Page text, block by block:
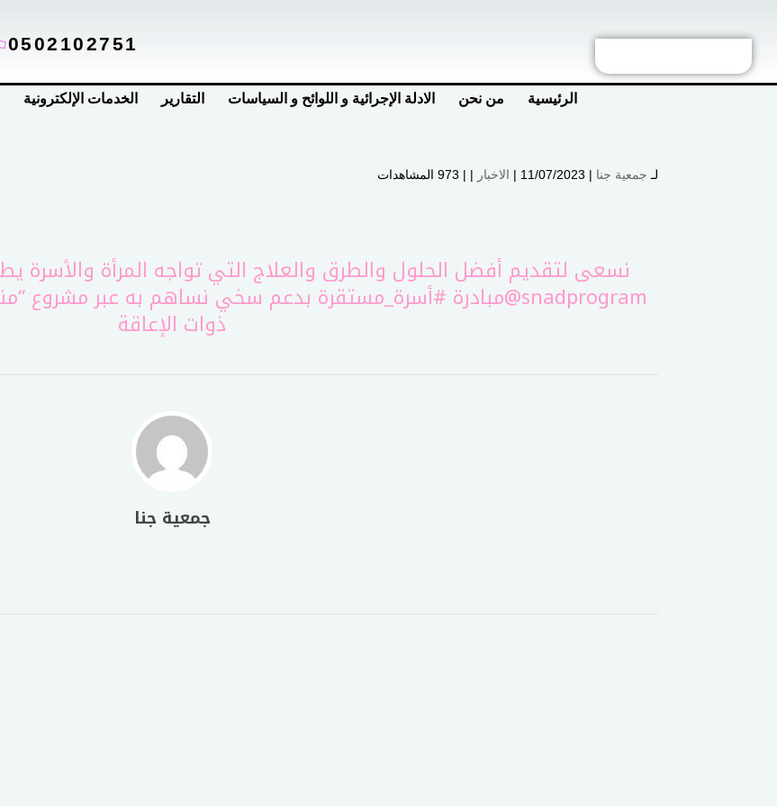
0502102751
الرئيسية من نحن الادلة الإجرائية و اللوائح و السياسات التقارير الخدمات الإلكترونية
لـ جمعية جنا | 11/07/2023 | الاخبار | | 973 المشاهدات
نسعى لتقديم أفضل الحلول والطرق والعلاج التي تواجه المرأة والأسرة
@snadprogramمبادرة #أسرة_مستقرة بدعم سخي نساهم به عبر مشروع
ذوات الإعاقة
جمعية جنا